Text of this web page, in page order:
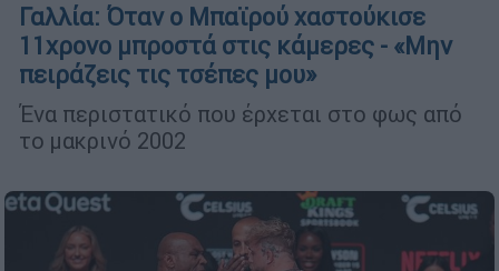
Γαλλία: Όταν ο Μπαϊρού χαστούκισε
11χρονο μπροστά στις κάμερες - «Μην
πειράζεις τις τσέπες μου»
Ένα περιστατικό που έρχεται στο φως από
το μακρινό 2002